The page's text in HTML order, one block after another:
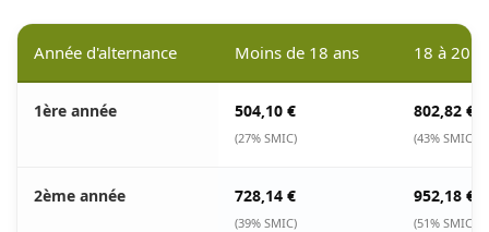
Année d'alternance Moins de 18 ans 18 à 20
1ère année 504,10 €
(27% SMIC)
802,82 €
(43% SMIC)
2ème année 728,14 €
(39% SMIC)
952,18 €
(51% SMIC)